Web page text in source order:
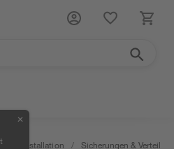
✕
/ Sicherungen &